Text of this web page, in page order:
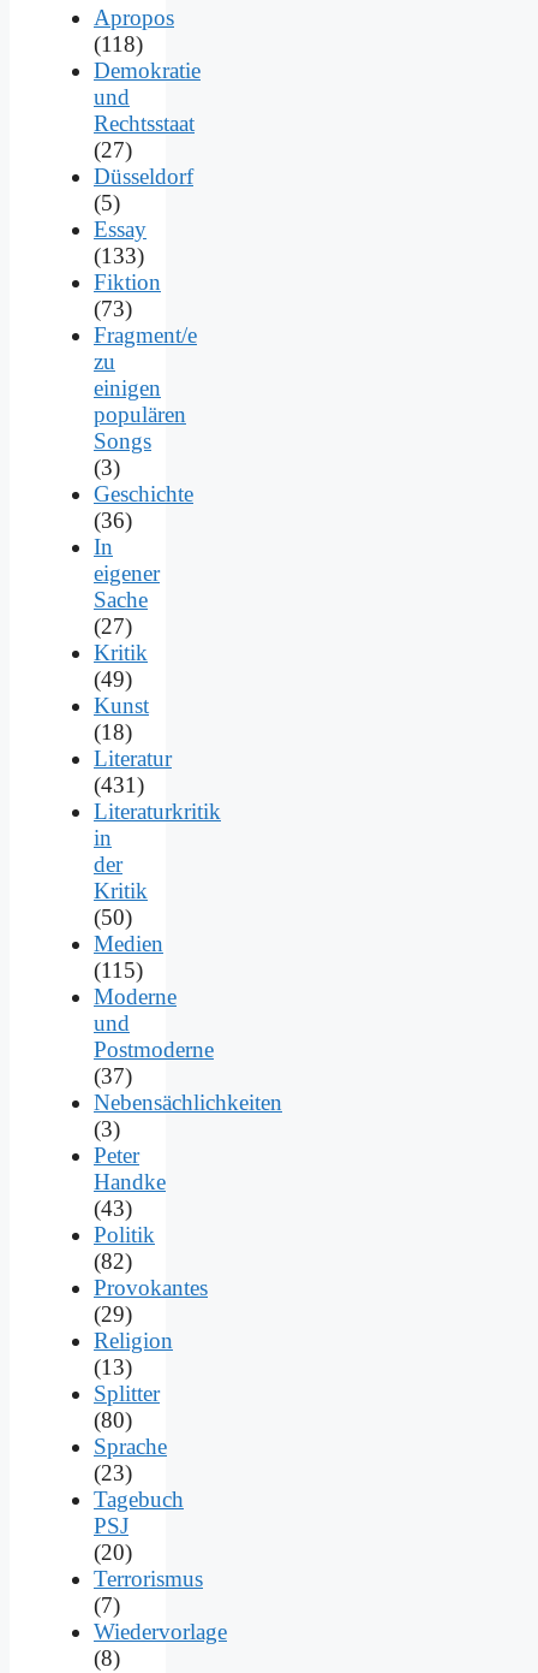
Apropos
(118)
Demokratie
und
Rechtsstaat
(27)
Düsseldorf
(5)
Essay
(133)
Fiktion
(73)
Fragment/e
zu
einigen
populären
Songs
(3)
Geschichte
(36)
In
eigener
Sache
(27)
Kritik
(49)
Kunst
(18)
Literatur
(431)
Literaturkritik
in
der
Kritik
(50)
Medien
(115)
Moderne
und
Postmoderne
(37)
Nebensächlichkeiten
(3)
Peter
Handke
(43)
Politik
(82)
Provokantes
(29)
Religion
(13)
Splitter
(80)
Sprache
(23)
Tagebuch
PSJ
(20)
Terrorismus
(7)
Wiedervorlage
(8)